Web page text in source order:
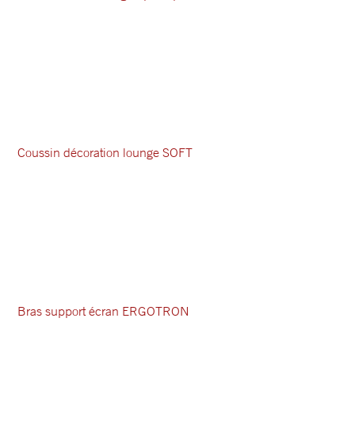
Coussin décoration lounge SOFT
Bras support écran ERGOTRON